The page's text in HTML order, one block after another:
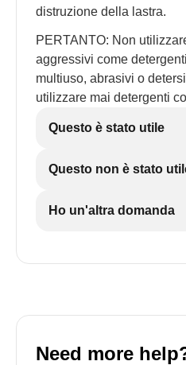
distruzione della lastra.
PERTANTO: Non
aggressivi come
multiuso, abrasivi o
utilizzare mai detergenti
Questo è stato utile
Questo non è stato
Ho un'altra domanda
Need more